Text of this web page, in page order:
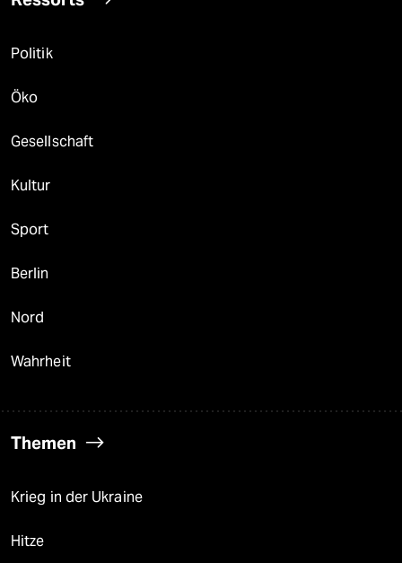
Politik
Öko
Gesellschaft
Kultur
Sport
Berlin
Nord
Wahrheit
Themen
Krieg in der Ukraine
Hitze